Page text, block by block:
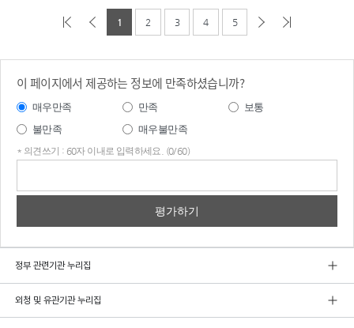
1 2 3 4 5
이 페이지에서 제공하는 정보에 만족하셨습니까?
매우만족 만족
보통
불만족
매우불만족
* 의견쓰기 : 60자 이내로 입력하세요. (0/60)
정부 관련기관 누리집
외청 및 유관기관 누리집